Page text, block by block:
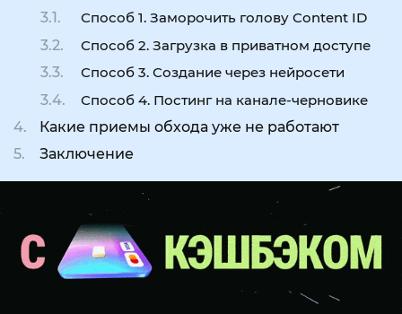
Способ 1. Заморочить голову Content ID
Способ 2. Загрузка в приватном доступе
Способ 3. Создание через нейросети
Способ 4. Постинг на канале-черновике
Какие приемы обхода уже не работают
Заключение